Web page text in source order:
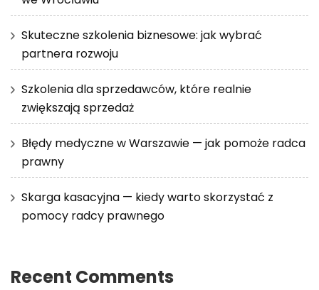
Skuteczne szkolenia biznesowe: jak wybrać
partnera rozwoju
Szkolenia dla sprzedawców, które realnie
zwiększają sprzedaż
Błędy medyczne w Warszawie — jak pomoże radca
prawny
Skarga kasacyjna — kiedy warto skorzystać z
pomocy radcy prawnego
Recent Comments